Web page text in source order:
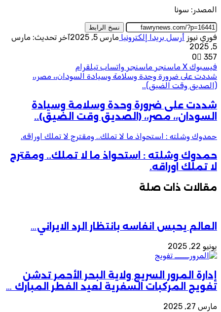
المصدر: سونا
نسخ الرابط
فوري نيوز أرسل بريدا إلكترونيا مارس 5, 2025
آخر تحديث: مارس
5, 2025
0
357
فيسبوك ‫X ماسنجر ماسنجر واتساب تيلقرام
شددت على ضرورة وحدة وسلامة وسيادة السودان،، مصر،،
(الصديق وقت الضيق)..
شددت على ضرورة وحدة وسلامة وسيادة
السودان،، مصر،، (الصديق وقت الضيق)..
حمدوك وشلته : استحواذ ما لا تملك.. ومقترح لا تملك اوراقه.
حمدوك وشلته : استحواذ ما لا تملك.. ومقترح
لا تملك اوراقه.
مقالات ذات صلة
العالم يحبس انفاسه بانتظار الرد الايراني…
يونيو 22, 2025
إدارة المرور السريع ولاية البحر الأحمر تدشن
تفويج المركبات السفرية لعيد الفطر المبارك …
مارس 27, 2025